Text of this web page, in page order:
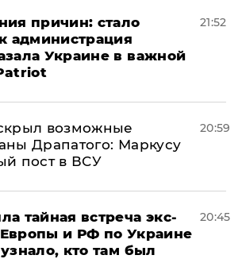
причин: стало
администрация
Украине в важной
21:52
возможные
Драпатого: Маркусу
пост в ВСУ
20:59
тайная встреча экс-
и РФ по Украине
кто там был
20:45